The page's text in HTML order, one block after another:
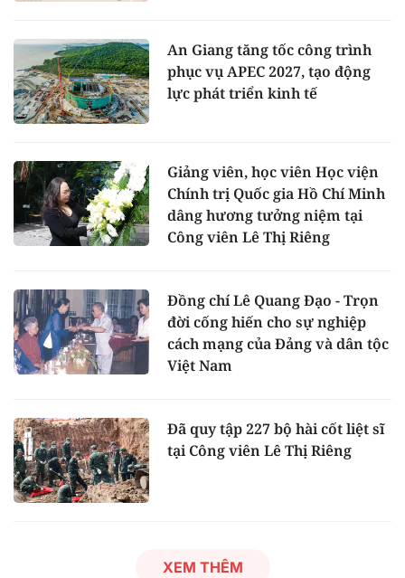
An Giang tăng tốc công trình
phục vụ APEC 2027, tạo động
lực phát triển kinh tế
Giảng viên, học viên Học viện
Chính trị Quốc gia Hồ Chí Minh
dâng hương tưởng niệm tại
Công viên Lê Thị Riêng
Đồng chí Lê Quang Đạo - Trọn
đời cống hiến cho sự nghiệp
cách mạng của Đảng và dân tộc
Việt Nam
Đã quy tập 227 bộ hài cốt liệt sĩ
tại Công viên Lê Thị Riêng
XEM THÊM